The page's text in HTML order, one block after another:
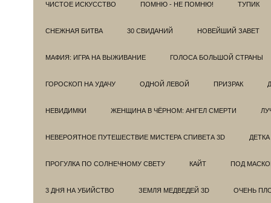
ЧИСТОЕ ИСКУССТВО ПОМНЮ - НЕ ПОМНЮ! ТУПИК
СНЕЖНАЯ БИТВА 30 СВИДАНИЙ НОВЕЙШИЙ ЗАВЕТ
МАФИЯ: ИГРА НА ВЫЖИВАНИЕ ГОЛОСА БОЛЬШОЙ СТРАНЫ
ГОРОСКОП НА УДАЧУ ОДНОЙ ЛЕВОЙ ПРИЗРАК
НЕВИДИМКИ ЖЕНЩИНА В ЧЁРНОМ: АНГЕЛ СМЕРТИ
НЕВЕРОЯТНОЕ ПУТЕШЕСТВИЕ МИСТЕРА СПИВЕТА 3D ДЕТКА
ПРОГУЛКА ПО СОЛНЕЧНОМУ СВЕТУ КАЙТ ПОД
3 ДНЯ НА УБИЙСТВО ЗЕМЛЯ МЕДВЕДЕЙ 3D ОЧЕНЬ